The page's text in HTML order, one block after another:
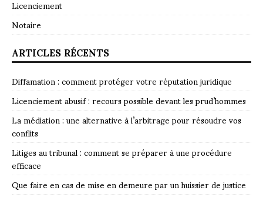
Notaire
ARTICLES RÉCENTS
Diffamation : comment protéger votre réputation juridique
Licenciement abusif : recours possible devant les prud’hommes
La médiation : une alternative à l’arbitrage pour résoudre vos
conflits
Litiges au tribunal : comment se préparer à une procédure
efficace
Que faire en cas de mise en demeure par un huissier de justice